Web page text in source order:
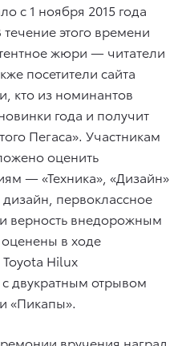
с 1 ноября 2015 года
этого времени
жюри — читатели
посетители сайта
кто из номинантов
года и получит
Пегаса». Участникам
оценить
— «Техника», «Дизайн»
первоклассное
верность внедорожным
в ходе
Hilux
двукратным отрывом
«Пикапы».